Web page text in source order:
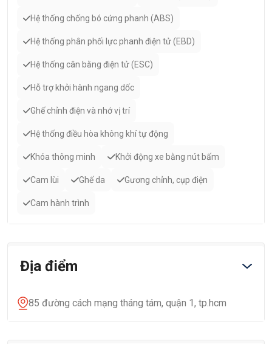
Hệ thống chống bó cứng phanh (ABS)
Hệ thống phân phối lực phanh điện tử (EBD)
Hệ thống cân bằng điện tử (ESC)
Hỗ trợ khởi hành ngang dốc
Ghế chỉnh điện và nhớ vị trí
Hệ thống điều hòa không khí tự động
Khóa thông minh Khởi động xe bằng nút bấm
Cam lùi Ghế da Gương chỉnh, cụp điện
Cam hành trình
Địa điểm
85 đường cách mạng tháng tám, quận 1, tp.hcm